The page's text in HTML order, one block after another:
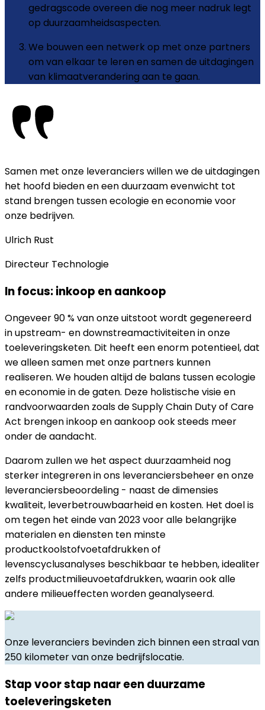
gedragscode overeen die nog meer nadruk legt
op duurzaamheidsaspecten.
We bouwen een netwerk op met onze partners
om van elkaar te leren en samen de uitdagingen
van klimaatverandering aan te gaan.
Samen met onze leveranciers willen we de uitdagingen
het hoofd bieden en een duurzaam evenwicht tot
stand brengen tussen ecologie en economie voor
onze bedrijven.
Ulrich Rust
Directeur Technologie
In focus: inkoop en aankoop
Ongeveer 90 % van onze uitstoot wordt gegenereerd
in upstream- en downstreamactiviteiten in onze
toeleveringsketen. Dit heeft een enorm potentieel, dat
we alleen samen met onze partners kunnen
realiseren. We houden altijd de balans tussen ecologie
en economie in de gaten. Deze holistische visie en
randvoorwaarden zoals de Supply Chain Duty of Care
Act brengen inkoop en aankoop ook steeds meer
onder de aandacht.
Daarom zullen we het aspect duurzaamheid nog
sterker integreren in ons leveranciersbeheer en onze
leveranciersbeoordeling - naast de dimensies
kwaliteit, leverbetrouwbaarheid en kosten. Het doel is
om tegen het einde van 2023 voor alle belangrijke
materialen en diensten ten minste
productkoolstofvoetafdrukken of
levenscyclusanalyses beschikbaar te hebben, idealiter
zelfs productmilieuvoetafdrukken, waarin ook alle
andere milieueffecten worden geanalyseerd.
Onze leveranciers bevinden zich binnen een straal van
250 kilometer van onze bedrijfslocatie.
Stap voor stap naar een duurzame
toeleveringsketen